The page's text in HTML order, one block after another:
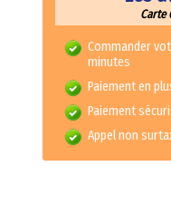
Carte
Commander
minutes
Paiement en
Paiement
Appel non